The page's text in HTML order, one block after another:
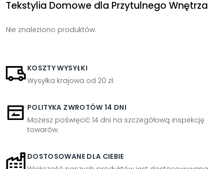
Tekstylia Domowe dla Przytulnego Wnętrza
Nie znaleziono produktów.
KOSZTY WYSYŁKI
Wysyłka krajowa od 20 zł.
POLITYKA ZWROTÓW 14 DNI
Możesz poświęcić 14 dni na szczegółową inspekcję
towarów.
DOSTOSOWANE DLA CIEBIE